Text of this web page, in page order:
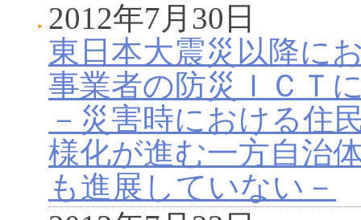
2012年7月30日
東日本大震災以降に
事業者の防災ＩＣＴ
－災害時における住
様化が進む一方自治
も進展していない－